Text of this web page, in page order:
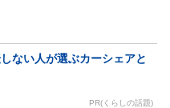
ない人が選ぶカーシェアと
PR(くらしの話題)